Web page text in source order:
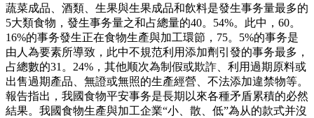
蔬菜成品、酒類、生果與生果成品和飲料是發生事务量最多的
5大類食物，發生事务量之和占總量的40。54%。此中，60。
16%的事务發生正在食物生產與加工環節，75。5%的事务是
由人為要素所導致，此中不規范利用添加劑引發的事务最多，
占總數的31。24%，其他顺次為制假或欺詐、利用過期原料或
出售過期產品、無證或無照的生產經營、不法添加違禁物等。
報告指出，我國食物平安事务是長期以來各種矛盾累積的必然
結果。我國食物生產與加工企業“小、散、低”為从的款式并沒